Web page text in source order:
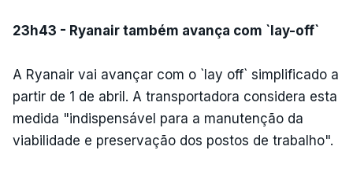
23h43 - Ryanair também avança com `lay-off`
A Ryanair vai avançar com o `lay off` simplificado a
partir de 1 de abril. A transportadora considera esta
medida "indispensável para a manutenção da
viabilidade e preservação dos postos de trabalho".